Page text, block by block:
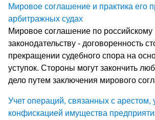
Мировое соглашение и практика его
арбитражных судах
Мировое соглашение по российскому
законодательству - договоренность
прекращении судебного спора на
уступок. Стороны могут закончить
дело путем заключения мирового
Учет операций, связанных с арестом,
конфискацией имущества